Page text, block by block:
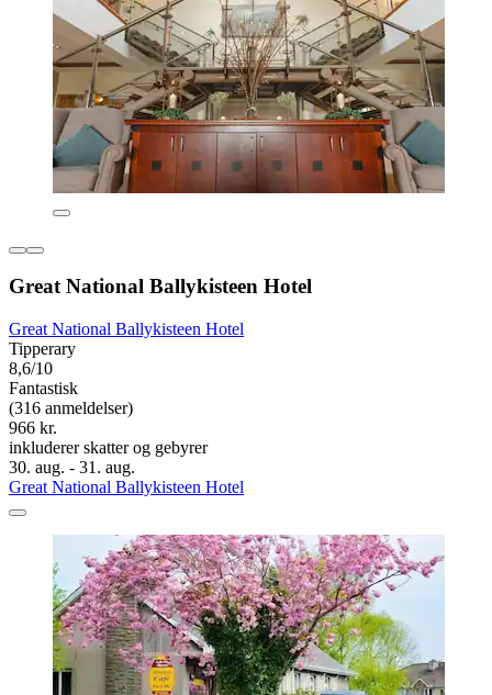
Great National Ballykisteen Hotel
Great National Ballykisteen Hotel
Tipperary
8,6/10
Fantastisk
(316 anmeldelser)
966 kr.
inkluderer skatter og gebyrer
30. aug. - 31. aug.
Great National Ballykisteen Hotel